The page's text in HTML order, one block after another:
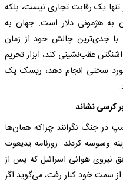
یک رقابت تجاری نیست، بلکه
به هژمونی دلار است. جهان به
با جدی‌ترین چالش خود از زمان
عقب‌نشینی کند، ابزار تحریم
سختی انجام دهد، ریسک یک
کرسی نشاند
در جنگ نگرانند چراکه همان‌ها
وسوسه کردند. روزنامه یدیعوت
نیروی هوائی اسرائیل که پس از
سمت خود کنار رفت، می‌گوید اگر